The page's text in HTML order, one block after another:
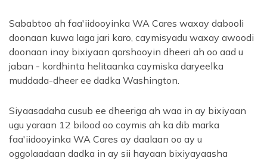
Sababtoo ah faa'iidooyinka WA Cares waxay dabooli
doonaan kuwa laga jari karo, caymisyadu waxay awoodi
doonaan inay bixiyaan qorshooyin dheeri ah oo aad u
jaban - kordhinta helitaanka caymiska daryeelka
muddada-dheer ee dadka Washington.
Siyaasadaha cusub ee dheeriga ah waa in ay bixiyaan
ugu yaraan 12 bilood oo caymis ah ka dib marka
faa'iidooyinka WA Cares ay daalaan oo ay u
oggolaadaan dadka in ay sii hayaan bixiyayaasha